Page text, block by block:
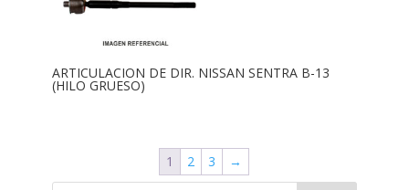
ARTICULACION DE DIR. NISSAN SENTRA B-13
(HILO GRUESO)
1 2 3 →